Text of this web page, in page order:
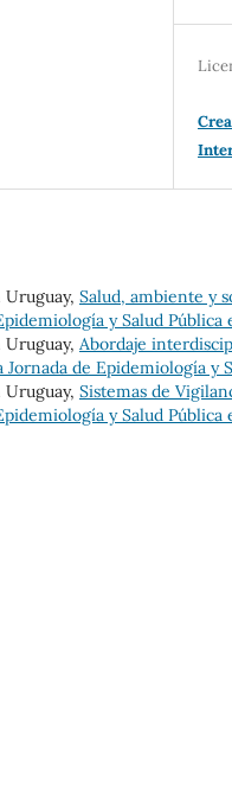
Salud, ambiente y
y Salud Pública
Abordaje
de Epidemiología y
Sistemas de
y Salud Pública